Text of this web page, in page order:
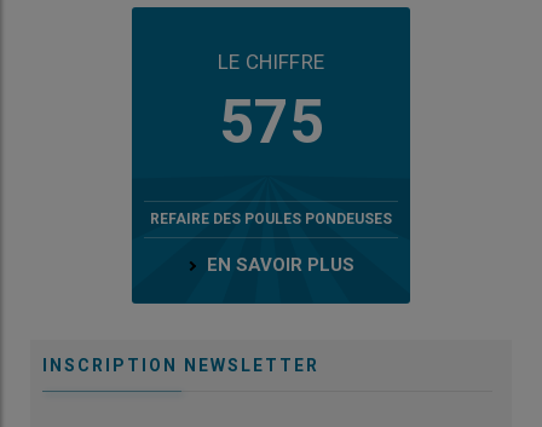
LE CHIFFRE
575
REFAIRE DES POULES PONDEUSES
EN SAVOIR PLUS
INSCRIPTION NEWSLETTER